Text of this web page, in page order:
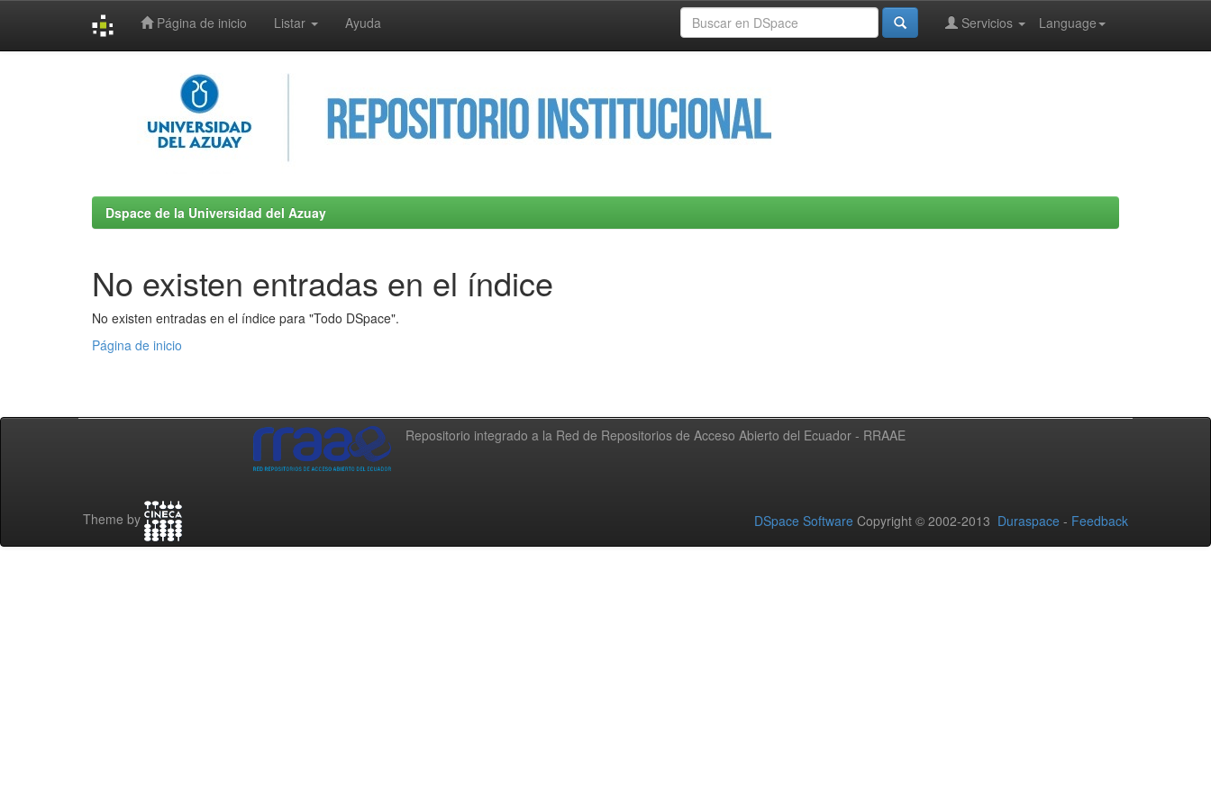
Página de inicio Listar Ayuda Language
Servicios
Dspace de la Universidad del Azuay
No existen entradas en el índice
No existen entradas en el índice para "Todo DSpace".
Página de inicio
Repositorio integrado a la Red de Repositorios de Acceso Abierto del Ecuador - RRAAE
Theme by DSpace Software Copyright © 2002-2013 Duraspace - Feedback